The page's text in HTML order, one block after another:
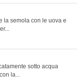
la semola con le uova e
sotto acqua
la...